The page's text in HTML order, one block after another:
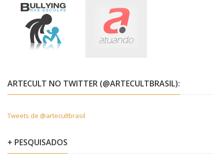
ARTECULT NO TWITTER (@ARTECULTBRASIL):
Tweets de @artecultbrasil
+ PESQUISADOS